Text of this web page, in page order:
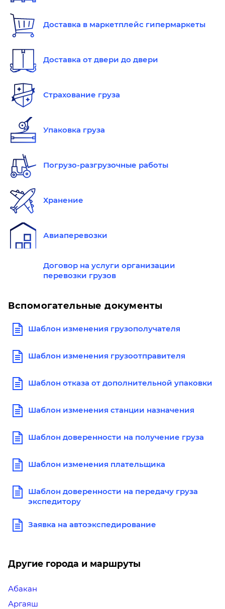
Доставка в маркетплейс гипермаркеты
Доставка от двери до двери
Страхование груза
Упаковка груза
Погрузо-разгрузочные работы
Хранение
Авиаперевозки
Договор на услуги организации
перевозки грузов
Вспомогательные документы
Шаблон изменения грузополучателя
Шаблон изменения грузоотправителя
Шаблон отказа от дополнительной упаковки
Шаблон изменения станции назначения
Шаблон доверенности на получение груза
Шаблон изменения плательщика
Шаблон доверенности на передачу груза
экспедитору
Заявка на автоэкспедирование
Другие города и маршруты
Абакан
Аргаяш